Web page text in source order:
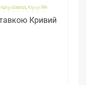
district Kryvyi Rih
Кривий